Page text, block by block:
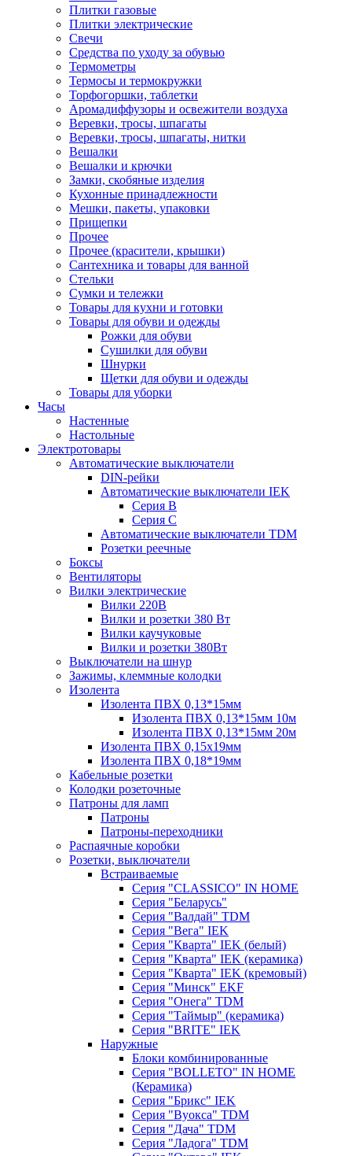
Плитки газовые
Плитки электрические
Свечи
Средства по уходу за обувью
Термометры
Термосы и термокружки
Торфогоршки, таблетки
Аромадиффузоры и освежители воздуха
Веревки, тросы, шпагаты
Веревки, тросы, шпагаты, нитки
Вешалки
Вешалки и крючки
Замки, скобяные изделия
Кухонные принадлежности
Мешки, пакеты, упаковки
Прищепки
Прочее
Прочее (красители, крышки)
Сантехника и товары для ванной
Стельки
Сумки и тележки
Товары для кухни и готовки
Товары для обуви и одежды
Рожки для обуви
Сушилки для обуви
Шнурки
Щетки для обуви и одежды
Товары для уборки
Часы
Настенные
Настольные
Электротовары
Автоматические выключатели
DIN-рейки
Автоматические выключатели IEK
Серия B
Серия С
Автоматические выключатели TDM
Розетки реечные
Боксы
Вентиляторы
Вилки электрические
Вилки 220В
Вилки и розетки 380 Вт
Вилки каучуковые
Вилки и розетки 380Вт
Выключатели на шнур
Зажимы, клеммные колодки
Изолента
Изолента ПВХ 0,13*15мм
Изолента ПВХ 0,13*15мм 10м
Изолента ПВХ 0,13*15мм 20м
Изолента ПВХ 0,15х19мм
Изолента ПВХ 0,18*19мм
Кабельные розетки
Колодки розеточные
Патроны для ламп
Патроны
Патроны-переходники
Распаячные коробки
Розетки, выключатели
Встраиваемые
Серия "CLASSICO" IN HOME
Серия "Беларусь"
Серия "Валдай" TDM
Серия "Вега" IEK
Серия "Кварта" IEK (белый)
Серия "Кварта" IEK (керамика)
Серия "Кварта" IEK (кремовый)
Серия "Минск" EKF
Серия "Онега" TDM
Серия "Таймыр" (керамика)
Серия "BRITE" IEK
Наружные
Блоки комбинированные
Серия "BОLLETO" IN HOME
(Керамика)
Серия "Брикс" IEK
Серия "Вуокса" TDM
Серия "Дача" TDM
Серия "Ладога" TDM